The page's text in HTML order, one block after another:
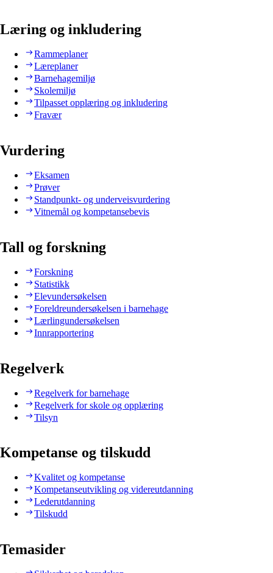
Læring og inkludering
Rammeplaner
Læreplaner
Barnehagemiljø
Skolemiljø
Tilpasset opplæring og inkludering
Fravær
Vurdering
Eksamen
Prøver
Standpunkt- og underveisvurdering
Vitnemål og kompetansebevis
Tall og forskning
Forskning
Statistikk
Elevundersøkelsen
Foreldreundersøkelsen i barnehage
Lærlingundersøkelsen
Innrapportering
Regelverk
Regelverk for barnehage
Regelverk for skole og opplæring
Tilsyn
Kompetanse og tilskudd
Kvalitet og kompetanse
Kompetanseutvikling og videreutdanning
Lederutdanning
Tilskudd
Temasider